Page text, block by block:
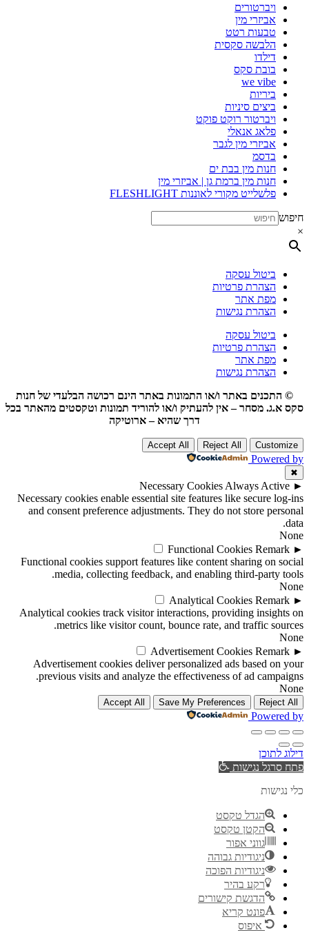
ויברטורים
אביזרי מין
טבעות רטט
הלבשה סקסית
דילדו
בובת סקס
we vibe
ביריות
ביצים סיניות
ויברטור רוקט פוקט
פלאג אנאלי
אביזרי מין לגבר
בדסמ
חנות מין בבת ים
חנות מין ברמת גן | אביזרי מין
פלשלייט מקורי לאוננות FLESHLIGHT
חיפוש
×
ביטול עסקה
הצהרת פרטיות
מפת אתר
הצהרת נגישות
ביטול עסקה
הצהרת פרטיות
מפת אתר
הצהרת נגישות
© התכנים באתר ו/או התמונות באתר הינם רכושה הבלעדי של חנות
סקס א.ג. מסחר – אין להעתיק ו/או להוריד תמונות וטקסטים מהאתר בכל
דרך שהיא – ארוטיקה
Customize
Reject All
Accept All
Powered by
✖
►
Necessary Cookies Always Active
Necessary cookies enable essential site features like secure log-ins
and consent preference adjustments. They do not store personal
data.
None
►
Functional Cookies Remark
Functional cookies support features like content sharing on social
media, collecting feedback, and enabling third-party tools.
None
►
Analytical Cookies Remark
Analytical cookies track visitor interactions, providing insights on
metrics like visitor count, bounce rate, and traffic sources.
None
►
Advertisement Cookies Remark
Advertisement cookies deliver personalized ads based on your
previous visits and analyze the effectiveness of ad campaigns.
None
Reject All
Save My Preferences
Accept All
Powered by
דילוג לתוכן
פתח סרגל נגישות
כלי נגישות
הגדל טקסט
הקטן טקסט
גווני אפור
ניגודיות גבוהה
ניגודיות הפוכה
רקע בהיר
הדגשת קישורים
פונט קריא
איפוס